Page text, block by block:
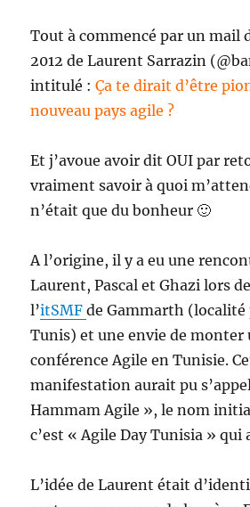
Tout à commencé par un mail
2012 de Laurent Sarrazin
intitulé :Ça te dirait d’être
nouveau pays agile ?
Et j’avoue avoir dit OUI par
vraiment savoir à quoi
n’était que du bonheur 🙂
A l’origine, il y a eu une
Laurent, Pascal et Ghazi lors
l’itSMFde Gammarth (localité
Tunis) et une envie de monter
conférence Agile en Tunisie.
manifestation aurait pu
Hammam Agile », le nom
c’est « Agile Day Tunisia » qui
L’idée de Laurent était